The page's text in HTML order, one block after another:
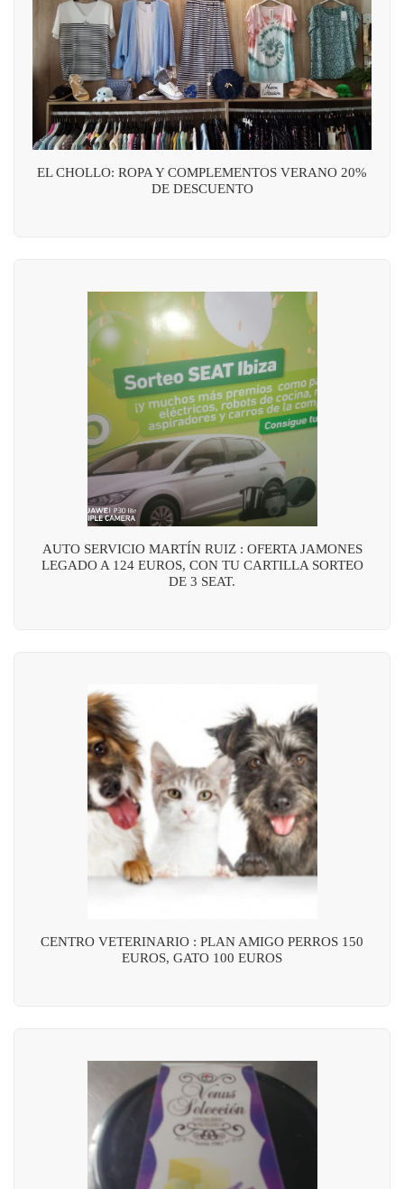
EL CHOLLO: ROPA Y COMPLEMENTOS VERANO 20%
DE DESCUENTO
AUTO SERVICIO MARTÍN RUIZ : OFERTA JAMONES
LEGADO A 124 EUROS, CON TU CARTILLA SORTEO
DE 3 SEAT.
CENTRO VETERINARIO : PLAN AMIGO PERROS 150
EUROS, GATO 100 EUROS